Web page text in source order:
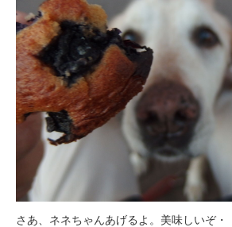
さあ、ネネちゃんあげるよ。美味しいぞ